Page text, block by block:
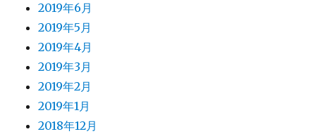
2019年6月
2019年5月
2019年4月
2019年3月
2019年2月
2019年1月
2018年12月